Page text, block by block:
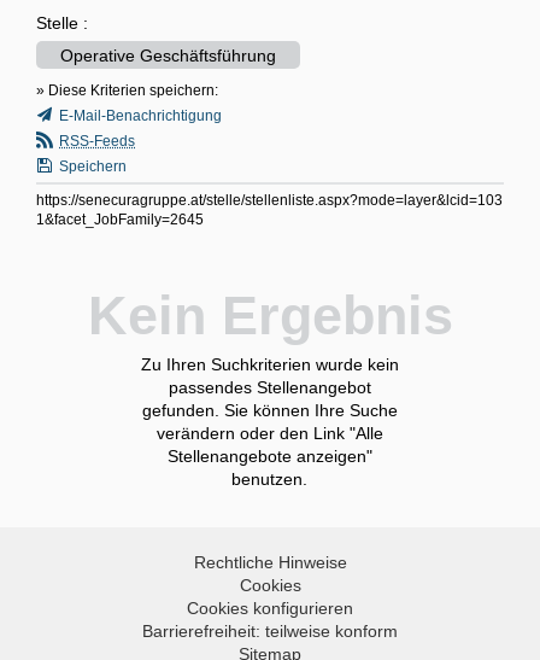
Stelle :
Operative Geschäftsführung
» Diese Kriterien speichern:
E-Mail-Benachrichtigung
RSS-Feeds
Speichern
https://senecuragruppe.at/stelle/stellenliste.aspx?mode=layer&lcid=103
1&facet_JobFamily=2645
Kein Ergebnis
Zu Ihren Suchkriterien wurde kein
passendes Stellenangebot
gefunden. Sie können Ihre Suche
verändern oder den Link "Alle
Stellenangebote anzeigen"
benutzen.
Rechtliche Hinweise
Cookies
Cookies konfigurieren
Barrierefreiheit: teilweise konform
Sitemap